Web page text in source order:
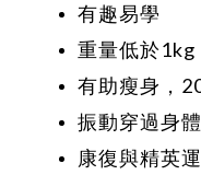
有趣易學
重量低於1kg
有助瘦身，
振動穿過身
康復與精英